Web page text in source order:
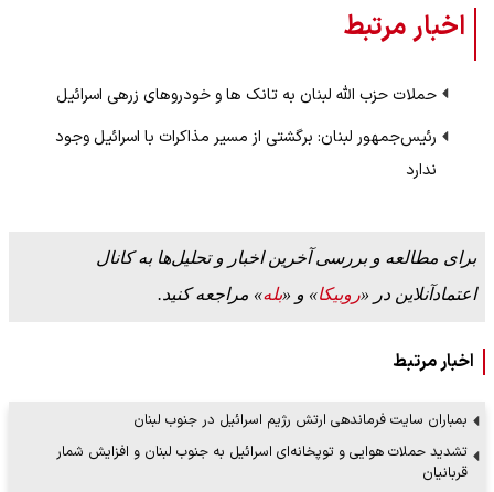
اخبار مرتبط
حملات حزب الله لبنان به تانک ها و خودروهای زرهی اسرائیل
رئیس‌جمهور لبنان: برگشتی از مسیر مذاکرات با اسرائیل وجود
ندارد
برای مطالعه و بررسی آخرین اخبار و تحلیل‌ها به کانال
اعتمادآنلاین در «روبیکا» و «بله» مراجعه کنید.
اخبار مرتبط
بمباران سایت فرماندهی ارتش رژیم اسرائیل در جنوب لبنان
تشدید حملات هوایی و توپخانه‌ای اسرائیل به جنوب لبنان و افزایش شمار
قربانیان